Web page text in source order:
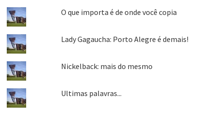
O que importa é de onde você copia
Lady Gagaucha: Porto Alegre é demais!
Nickelback: mais do mesmo
Ultimas palavras...